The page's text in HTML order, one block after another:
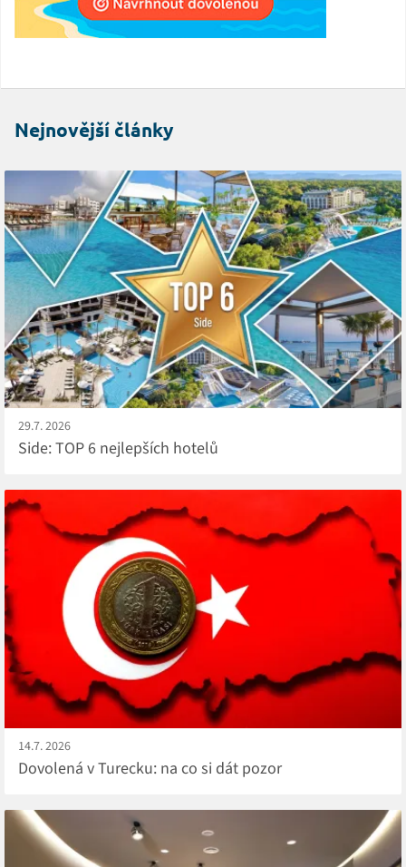
Nejnovější články
29.7. 2026
Side: TOP 6 nejlepších hotelů
14.7. 2026
Dovolená v Turecku: na co si dát pozor